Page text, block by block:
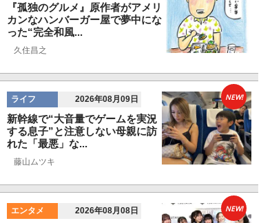
『孤独のグルメ』原作者がアメリ
カンなハンバーガー屋で夢中にな
った“完全和風...
久住昌之
ライフ 2026年08月09日
新幹線で“大音量でゲームを実況
する息子”と注意しない母親に訪
れた「最悪」な...
藤山ムツキ
NEW!
エンタメ 2026年08月08日 NEW!